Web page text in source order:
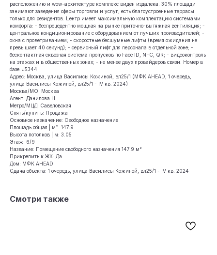
расположению и wow-архитектуре комплекс виден издалека. 30% площади
занимают заведения сферы торговли и услуг, есть благоустроенные террасы
только для резидентов. Центр имеет максимальную комплектацию системами
комфорта: - беспрецедентно мощная на рынке приточно-вытяжная вентиляция; -
центральное кондиционирование с оборудованием от лучших производителей; -
окна с проветриванием; - скоростные бесшумные лифты (время ожидания не
превышает 40 секунд); - сервисный лифт для персонала в отдельной зоне; -
бесконтактная сквозная система пропусков по Face ID, NFC, QR; - видеоконтроль
на этажах и в общественных зонах; - не менее двух провайдеров связи. Номер в
базе: J5344
Адрес: Москва, улица Василисы Кожиной, вл25/1 (МФК AHEAD, 1 очередь,
улица Василисы Кожиной, вл25/1 - IV кв. 2024)
Москва/МО: Москва
Агент: Данилова Н.
Метро/МЦД: Савеловская
Снять/купить: Продажа
Основное назначение: Свободное назначение
Площадь общая | м²: 147.9
Высота потолков | м: 3.05
Этаж: 6/9
Название: Помещение свободного назначения 147.9 м²
Прикрепить к ЖК: Да
Дом: МФК AHEAD
Сдача объекта: 1 очередь, улица Василисы Кожиной, вл25/1 - IV кв. 2024
Смотри также